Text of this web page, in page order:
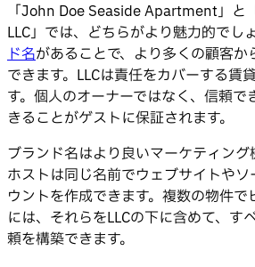
「John Doe Seaside Apartment」
LLC」では、どちらがより魅力的でし
ド名があることで、より多くの顧客
できます。LLCは責任をカバーする賃
す。個人のオーナーではなく、信頼で
きることがゲストに保証されます。
ブランド名はより良いマーケティング
ホストは同じ名前でウェブサイトや
ウントを作成できます。複数の物件
には、それらをLLCの下に含めて、す
頼を構築できます。